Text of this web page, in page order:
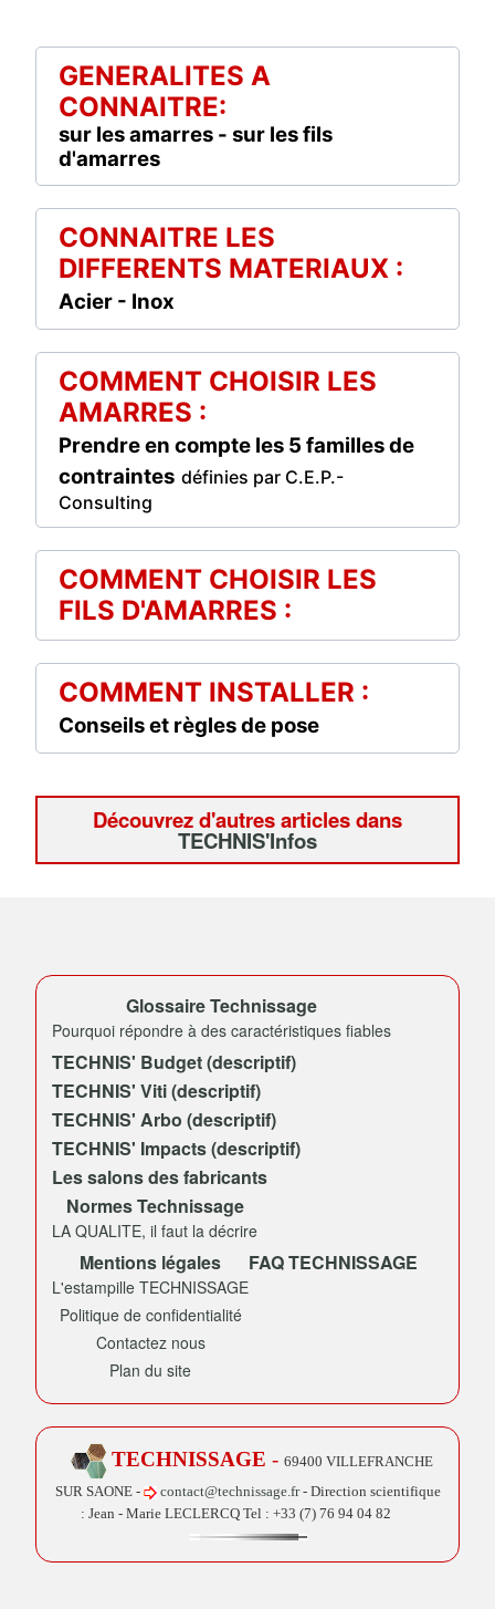
GENERALITES A
CONNAITRE:
sur les amarres - sur les fils
d'amarres
CONNAITRE LES
DIFFERENTS MATERIAUX :
Acier - Inox
COMMENT CHOISIR LES
AMARRES :
Prendre en compte les 5 familles de
contraintes définies par C.E.P.-
Consulting
COMMENT CHOISIR LES
FILS D'AMARRES :
COMMENT INSTALLER :
Conseils et règles de pose
Découvrez d'autres articles dans
TECHNIS'Infos
Glossaire Technissage
Pourquoi répondre à des caractéristiques fiables
TECHNIS' Budget (descriptif)
TECHNIS' Viti (descriptif)
TECHNIS' Arbo (descriptif)
TECHNIS' Impacts (descriptif)
Les salons des fabricants
Normes Technissage
LA QUALITE, il faut la décrire
Mentions légales
L'estampille TECHNISSAGE
Politique de confidentialité
Contactez nous
Plan du site
FAQ TECHNISSAGE
TECHNISSAGE - 69400 VILLEFRANCHE
SUR SAONE -
contact@technissage.fr- Direction scientifique
: Jean - Marie LECLERCQ Tel : +33 (7) 76 94 04 82